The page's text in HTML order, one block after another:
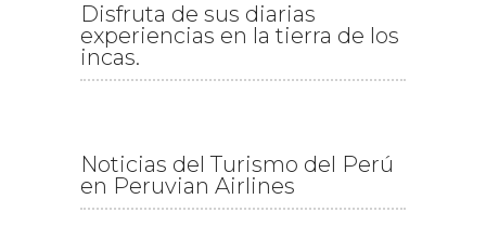
Disfruta de sus diarias
experiencias en la tierra de los
incas.
Noticias del Turismo del Perú
en Peruvian Airlines